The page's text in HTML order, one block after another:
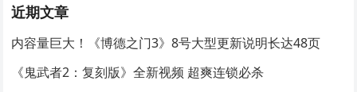
近期文章
内容量巨大！《博德之门3》8号大型更新说明长达48页
《鬼武者2：复刻版》全新视频 超爽连锁必杀